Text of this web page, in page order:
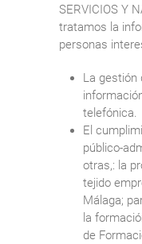
SERVICIOS Y
tratamos la
personas
La gestión
telefónica.
El
público-
otras,: la
tejido
Málaga;
la
de